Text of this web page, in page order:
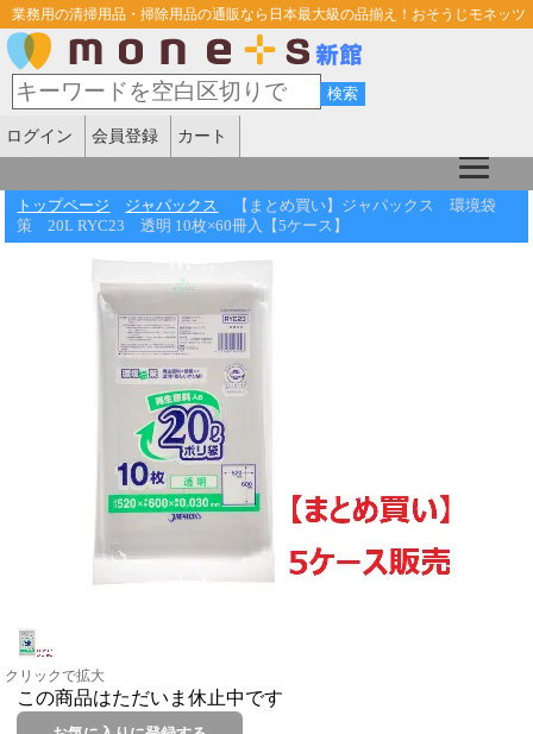
業務用の清掃用品・掃除用品の通販なら日本最大級の品揃え！おそうじモネッツ
ログイン 会員登録 カート
トップページ ジャパックス
【まとめ買い】ジャパックス 環境袋
策 20L RYC23 透明 10枚×60冊入【5ケース】
クリックで拡大
この商品はただいま休止中です